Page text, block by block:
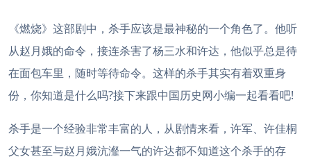
《燃烧》这部剧中，杀手应该是最神秘的一个角色了。他听
从赵月娥的命令，接连杀害了杨三水和许达，他似乎总是待
在面包车里，随时等待命令。这样的杀手其实有着双重身
份，你知道是什么吗?接下来跟中国历史网小编一起看看吧!
杀手是一个经验非常丰富的人，从剧情来看，许军、许佳桐
父女甚至与赵月娥沆瀣一气的许达都不知道这个杀手的存